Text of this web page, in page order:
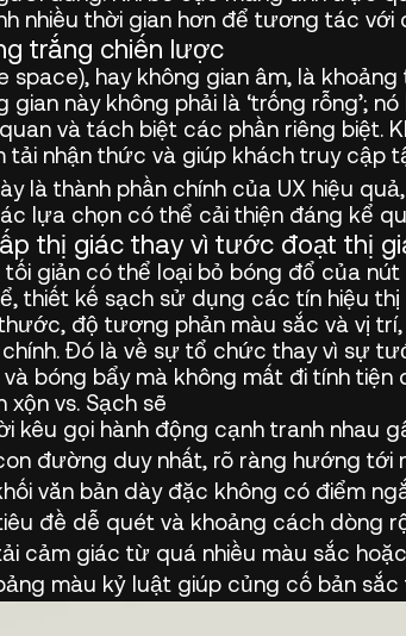
nhiều thời gian hơn để tương tác với
trắng chiến lược
space), hay không gian âm, là
gian này không phải là ‘trống rỗng’;
và tách biệt các phần riêng biệt.
tải nhận thức và giúp khách truy cập
là thành phần chính của UX hiệu
lựa chọn có thể cải thiện đáng kể
thị giác thay vì tước đoạt thị
tối giản có thể loại bỏ bóng đổ của
thiết kế sạch sử dụng các tín hiệu
độ tương phản màu sắc và vị
Đó là về sự tổ chức thay vì sự
bóng bẩy mà không mất đi tính tiện
xộn vs. Sạch sẽ
kêu gọi hành động cạnh tranh nhau
đường duy nhất, rõ ràng hướng tới
văn bản dày đặc không có điểm
đề dễ quét và khoảng cách dòng
cảm giác từ quá nhiều màu sắc
màu kỷ luật giúp củng cố bản sắc